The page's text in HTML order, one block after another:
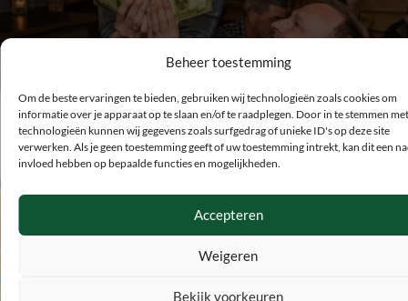
Beheer toestemming
Om de beste ervaringen te bieden, gebruiken wij technologieën zoals cookies om
informatie over je apparaat op te slaan en/of te raadplegen. Door in te stemmen
technologieën kunnen wij gegevens zoals surfgedrag of unieke ID's op deze site
verwerken. Als je geen toestemming geeft of uw toestemming intrekt, kan dit een
invloed hebben op bepaalde functies en mogelijkheden.
Accepteren
Weigeren
Bekijk voorkeuren
19